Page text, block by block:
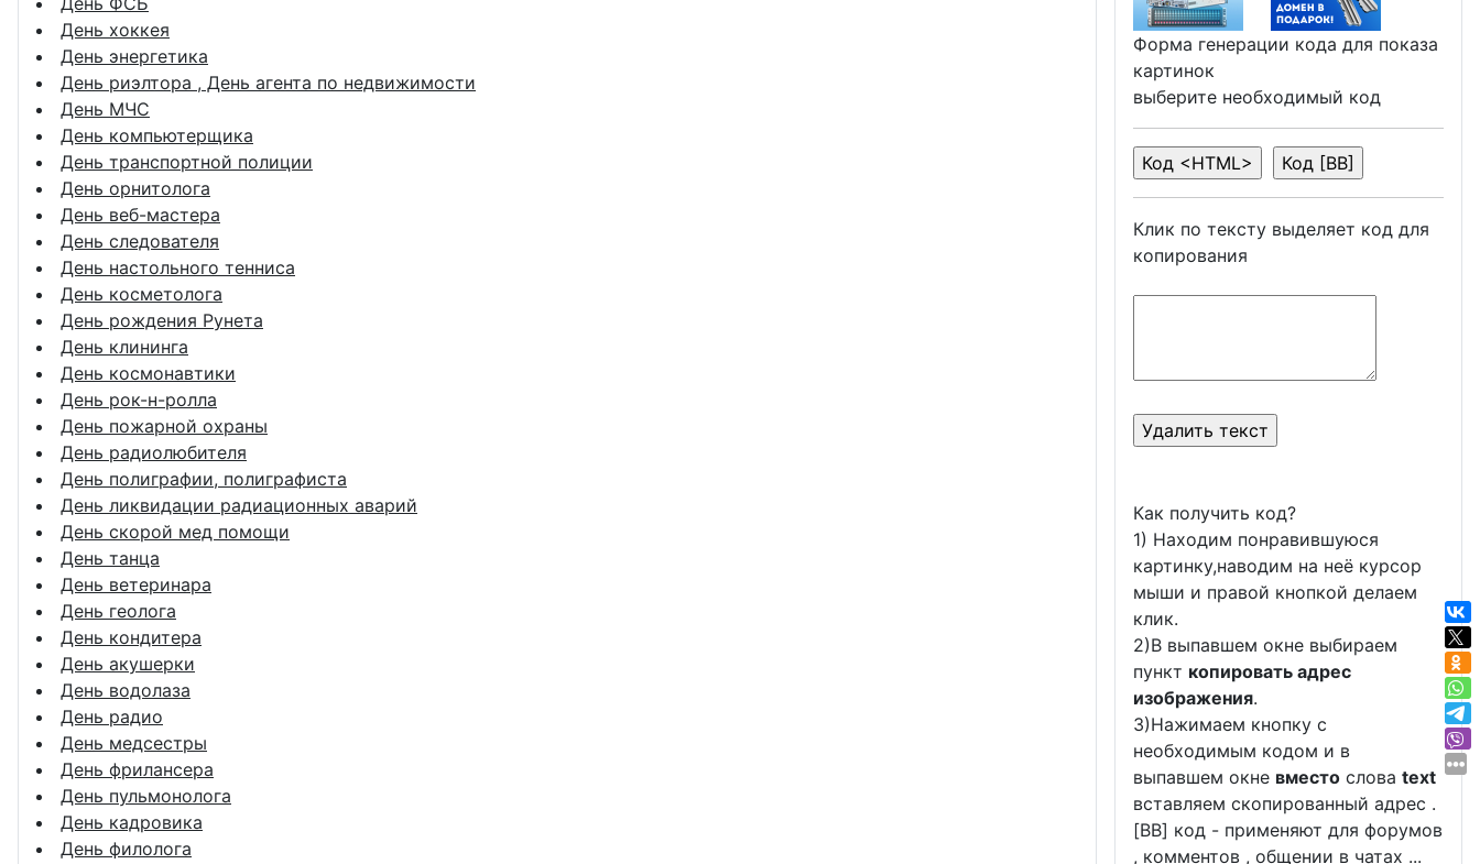
День хоккея
День энергетика
День риэлтора , День агента по недвижимости
День МЧС
День компьютерщика
День транспортной полиции
День орнитолога
День веб-мастера
День следователя
День настольного тенниса
День косметолога
День рождения Рунета
День клининга
День космонавтики
День рок-н-ролла
День пожарной охраны
День радиолюбителя
День полиграфии, полиграфиста
День ликвидации радиационных аварий
День скорой мед помощи
День танца
День ветеринара
День геолога
День кондитера
День акушерки
День водолаза
День радио
День медсестры
День фрилансера
День пульмонолога
День кадровика
День филолога
Форма генерации кода для показа
картинок
выберите необходимый код
Клик по тексту выделяет код для
копирования
Как получить код?
1) Находим понравившуюся
картинку,наводим на неё курсор
мыши и правой кнопкой делаем
клик.
2)В выпавшем окне выбираем
пункт копировать адрес
изображения.
3)Нажимаем кнопку с
необходимым кодом и в
выпавшем окне вместо слова text
вставляем скопированный адрес .
[BB] код - применяют для форумов
, комментов , общении в чатах ...